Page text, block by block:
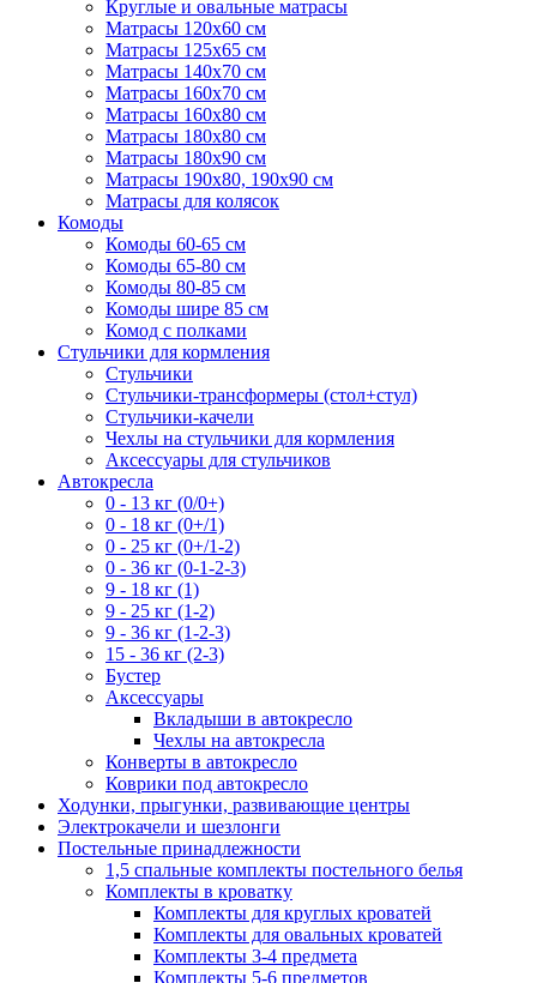
Круглые и овальные матрасы
Матрасы 120х60 см
Матрасы 125х65 см
Матрасы 140х70 см
Матрасы 160х70 см
Матрасы 160х80 см
Матрасы 180х80 см
Матрасы 180х90 см
Матрасы 190х80, 190х90 см
Матрасы для колясок
Комоды
Комоды 60-65 см
Комоды 65-80 см
Комоды 80-85 см
Комоды шире 85 см
Комод с полками
Стульчики для кормления
Стульчики
Стульчики-трансформеры (стол+стул)
Стульчики-качели
Чехлы на стульчики для кормления
Аксессуары для стульчиков
Автокресла
0 - 13 кг (0/0+)
0 - 18 кг (0+/1)
0 - 25 кг (0+/1-2)
0 - 36 кг (0-1-2-3)
9 - 18 кг (1)
9 - 25 кг (1-2)
9 - 36 кг (1-2-3)
15 - 36 кг (2-3)
Бустер
Аксессуары
Вкладыши в автокресло
Чехлы на автокресла
Конверты в автокресло
Коврики под автокресло
Ходунки, прыгунки, развивающие центры
Электрокачели и шезлонги
Постельные принадлежности
1,5 спальные комплекты постельного белья
Комплекты в кроватку
Комплекты для круглых кроватей
Комплекты для овальных кроватей
Комплекты 3-4 предмета
Комплекты 5-6 предметов